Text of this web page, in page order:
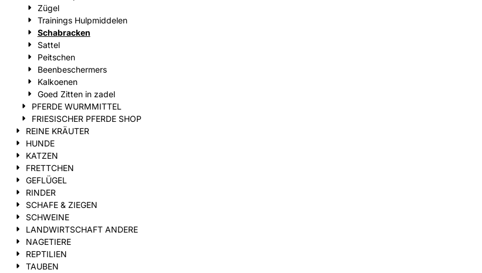
Zügel
Trainings Hulpmiddelen
Schabracken
Sattel
Peitschen
Beenbeschermers
Kalkoenen
Goed Zitten in zadel
PFERDE WURMMITTEL
FRIESISCHER PFERDE SHOP
REINE KRÄUTER
HUNDE
KATZEN
FRETTCHEN
GEFLÜGEL
RINDER
SCHAFE & ZIEGEN
SCHWEINE
LANDWIRTSCHAFT ANDERE
NAGETIERE
REPTILIEN
TAUBEN